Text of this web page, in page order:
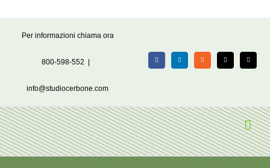
Per informazioni chiama ora
800-598-552
info@studiocerbone.com
FacebookLinkedIn Rss X Email